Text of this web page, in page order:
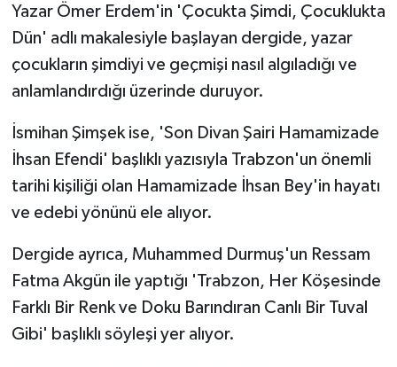
Yazar Ömer Erdem'in 'Çocukta Şimdi, Çocuklukta
Dün' adlı makalesiyle başlayan dergide, yazar
çocukların şimdiyi ve geçmişi nasıl algıladığı ve
anlamlandırdığı üzerinde duruyor.
İsmihan Şimşek ise, 'Son Divan Şairi Hamamizade
İhsan Efendi' başlıklı yazısıyla Trabzon'un önemli
tarihi kişiliği olan Hamamizade İhsan Bey'in hayatı
ve edebi yönünü ele alıyor.
Dergide ayrıca, Muhammed Durmuş'un Ressam
Fatma Akgün ile yaptığı 'Trabzon, Her Köşesinde
Farklı Bir Renk ve Doku Barındıran Canlı Bir Tuval
Gibi' başlıklı söyleşi yer alıyor.